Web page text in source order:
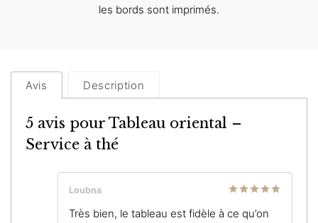
les bords sont imprimés.
Avis Description
5 avis pour Tableau oriental –
Service à thé
5
Loubna
Très bien, le tableau est fidèle à ce qu’on